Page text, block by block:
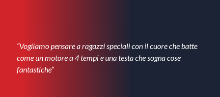
“Vogliamo pensare a ragazzi speciali con il cuore che batte
come un motore a 4 tempi e una testa che sogna cose
fantastiche”